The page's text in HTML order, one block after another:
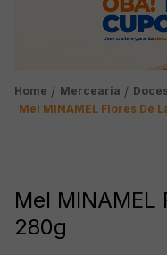
Mercearia
Mel MINAMEL Flores De
Mel MINAMEL
280g